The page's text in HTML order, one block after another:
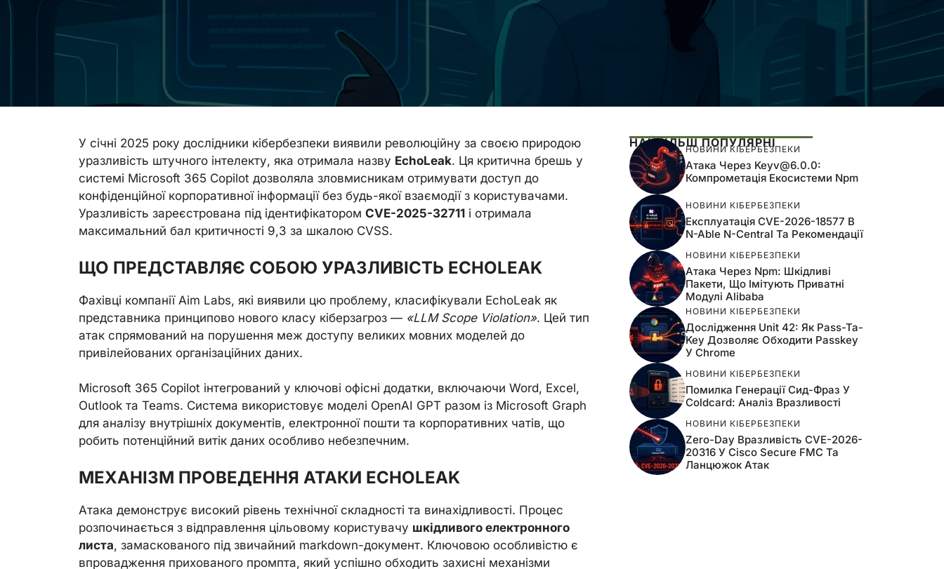
У січні 2025 року дослідники кібербезпеки виявили революційну за своєю природою
уразливість штучного інтелекту, яка отримала назву EchoLeak. Ця критична брешь у
системі Microsoft 365 Copilot дозволяла зловмисникам отримувати доступ до
конфіденційної корпоративної інформації без будь-якої взаємодії з користувачами.
Уразливість зареєстрована під ідентифікатором CVE-2025-32711 і отримала
максимальний бал критичності 9,3 за шкалою CVSS.
ЩО ПРЕДСТАВЛЯЄ СОБОЮ УРАЗЛИВІСТЬ ECHOLEAK
Фахівці компанії Aim Labs, які виявили цю проблему, класифікували EchoLeak як
представника принципово нового класу кіберзагроз — «LLM Scope Violation». Цей тип
атак спрямований на порушення меж доступу великих мовних моделей до
привілейованих організаційних даних.
Microsoft 365 Copilot інтегрований у ключові офісні додатки, включаючи Word, Excel,
Outlook та Teams. Система використовує моделі OpenAI GPT разом із Microsoft Graph
для аналізу внутрішніх документів, електронної пошти та корпоративних чатів, що
робить потенційний витік даних особливо небезпечним.
МЕХАНІЗМ ПРОВЕДЕННЯ АТАКИ ECHOLEAK
Атака демонструє високий рівень технічної складності та винахідливості. Процес
розпочинається з відправлення цільовому користувачу шкідливого електронного
листа, замаскованого під звичайний markdown-документ. Ключовою особливістю є
впровадження прихованого промпта, який успішно обходить захисні механізми
НАЙБІЛЬШ ПОПУЛЯРНІ
НОВИНИ КІБЕРБЕЗПЕКИ
Атака Через Keyv@6.0.0:
Компрометація Екосистеми Npm
НОВИНИ КІБЕРБЕЗПЕКИ
Експлуатація CVE-2026-18577 В
N-Able N-Central Та Рекомендації
НОВИНИ КІБЕРБЕЗПЕКИ
Атака Через Npm: Шкідливі
Пакети, Що Імітують Приватні
Модулі Alibaba
НОВИНИ КІБЕРБЕЗПЕКИ
Дослідження Unit 42: Як Pass-Ta-
Key Дозволяє Обходити Passkey
У Chrome
НОВИНИ КІБЕРБЕЗПЕКИ
Помилка Генерації Сид-Фраз У
Coldcard: Аналіз Вразливості
НОВИНИ КІБЕРБЕЗПЕКИ
Zero-Day Вразливість CVE-2026-
20316 У Cisco Secure FMC Та
Ланцюжок Атак